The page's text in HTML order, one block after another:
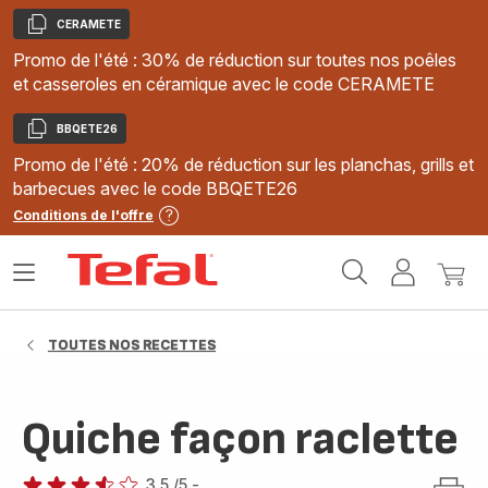
Copier
CERAMETE
Promo de l'été : 30% de réduction sur toutes nos poêles
et casseroles en céramique avec le code CERAMETE
Copier
BBQETE26
Promo de l'été : 20% de réduction sur les planchas, grills et
barbecues avec le code BBQETE26
Conditions de l'offre
MonMon
Ouvrir
TOUTES NOS RECETTES
Quiche façon raclette
3.5 /5 -